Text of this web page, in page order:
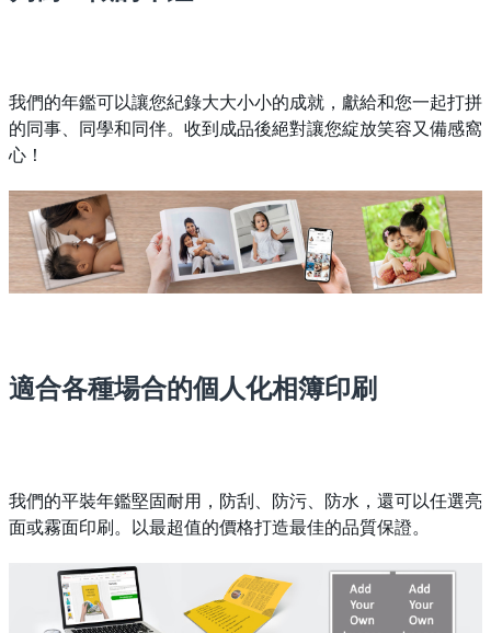
我們的年鑑可以讓您紀錄大大小小的成就，獻給和您一起打拼
的同事、同學和同伴。收到成品後絕對讓您綻放笑容又備感窩
心！
適合各種場合的個人化相簿印刷
我們的平裝年鑑堅固耐用，防刮、防污、防水，還可以任選亮
面或霧面印刷。以最超值的價格打造最佳的品質保證。